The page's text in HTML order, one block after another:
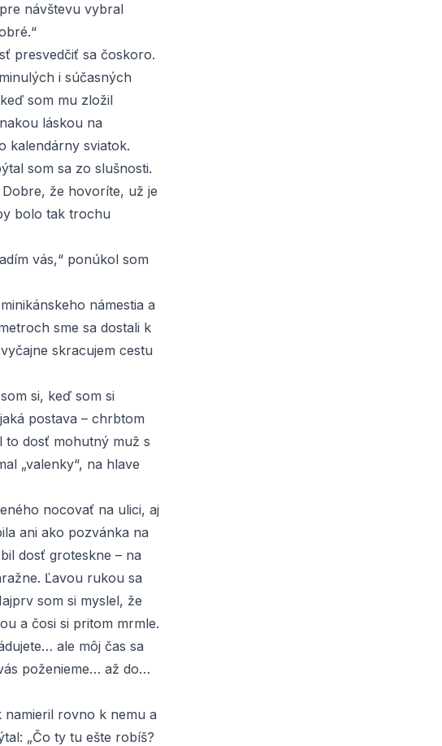
návštevu vybral
presvedčiť sa čoskoro.
i súčasných
som mu zložil
láskou na
kalendárny sviatok.
som sa zo slušnosti.
že hovoríte, už je
bolo tak trochu
vás,“ ponúkol som
námestia a
sme sa dostali k
skracujem cestu
si, keď som si
postava – chrbtom
to dosť mohutný muž s
„valenky“, na hlave
nocovať na ulici, aj
ani ako pozvánka na
dosť groteskne – na
Ľavou rukou sa
som si myslel, že
a čosi si pritom mrmle.
ale môj čas sa
poženieme… až do…
namieril rovno k nemu a
„Čo ty tu ešte robíš?